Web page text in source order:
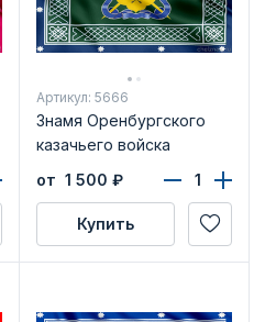
Артикул: 5666
Знамя Оренбургского
казачьего войска
от 1 500 ₽
Купить